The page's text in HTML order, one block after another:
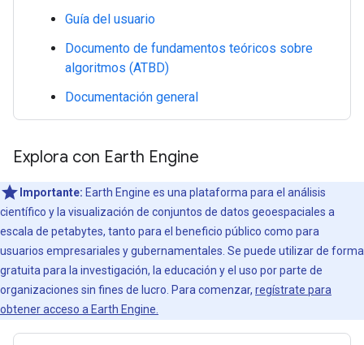
Guía del usuario
Documento de fundamentos teóricos sobre
algoritmos (ATBD)
Documentación general
Explora con Earth Engine
Importante: Earth Engine es una plataforma para el análisis
científico y la visualización de conjuntos de datos geoespaciales a
escala de petabytes, tanto para el beneficio público como para
usuarios empresariales y gubernamentales. Se puede utilizar de forma
gratuita para la investigación, la educación y el uso por parte de
organizaciones sin fines de lucro. Para comenzar, regístrate para
obtener acceso a Earth Engine.